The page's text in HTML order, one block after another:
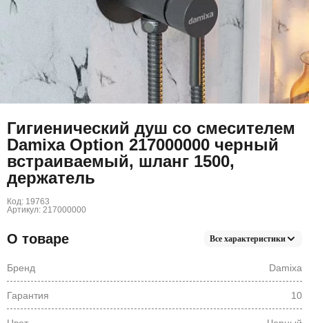
Гигиенический душ со смесителем
Damixa Option 217000000 черный
встраиваемый, шланг 1500,
держатель
Код: 19763
Артикул: 217000000
О товаре Все характеристики
Бренд Damixa
Гарантия 10